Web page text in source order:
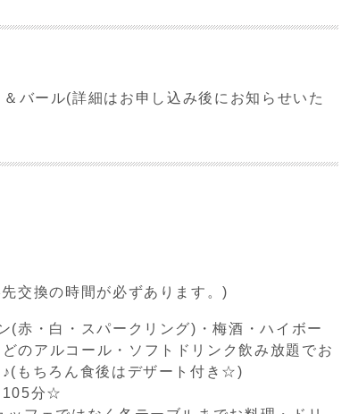
バール(詳細はお申し込み後にお知らせいた
交換の時間が必ずあります。)
(赤・白・スパークリング)・梅酒・ハイボー
のアルコール・ソフトドリンク飲み放題でお
もちろん食後はデザート付き☆)
105分☆